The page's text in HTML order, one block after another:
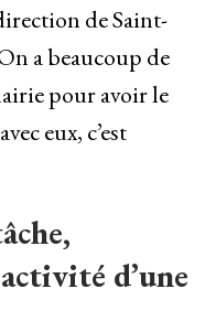
de Saint-
a beaucoup de
pour avoir le
eux, c’est
d’une